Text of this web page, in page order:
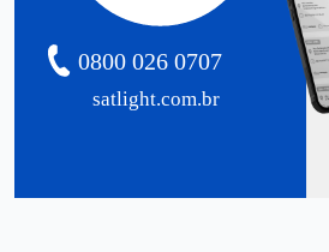
satlight.com.br
0800 026 0707